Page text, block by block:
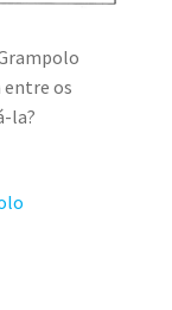
entre os
la?